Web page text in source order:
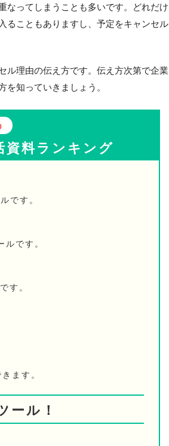
なってしまうことも多いです。どれだけ
ることもありますし、予定をキャンセル
ル理由の伝え方です。伝え方次第で企業
知っていきましょう。
資料ランキング
です。
です。
す。
ます。
ール！